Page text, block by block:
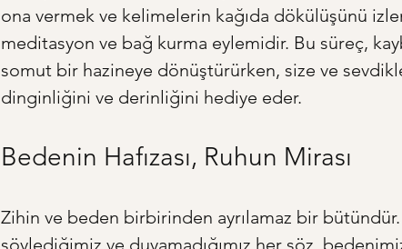
ona vermek ve kelimelerin kağıda dökülüşünü
meditasyon ve bağ kurma eylemidir. Bu süreç,
somut bir hazineye dönüştürürken, size ve
dinginliğini ve derinliğini hediye eder.
Bedenin Hafızası, Ruhun Mirası
Zihin ve beden birbirinden ayrılamaz bir bütündür.
söylediğimiz ve duyamadığımız her söz,